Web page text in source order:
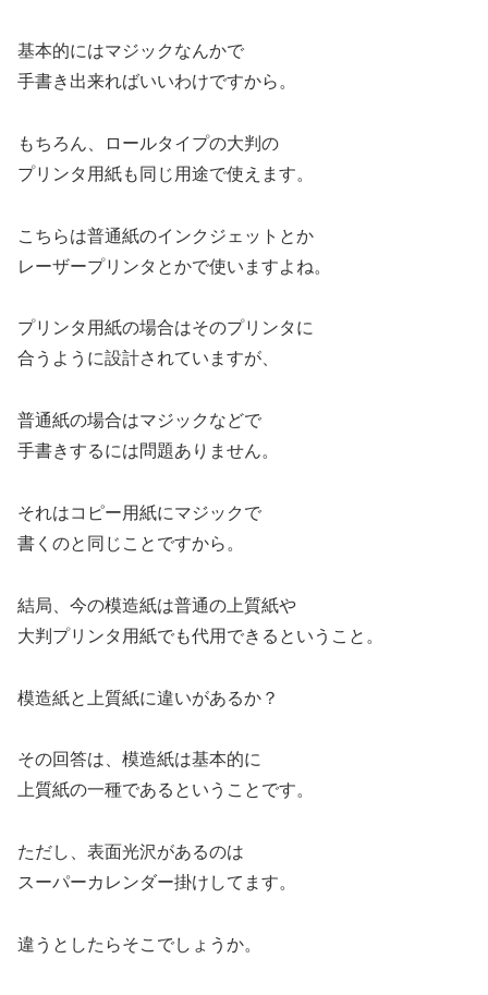
基本的にはマジックなんかで
手書き出来ればいいわけですから。
もちろん、ロールタイプの大判の
プリンタ用紙も同じ用途で使えます。
こちらは普通紙のインクジェットとか
レーザープリンタとかで使いますよね。
プリンタ用紙の場合はそのプリンタに
合うように設計されていますが、
普通紙の場合はマジックなどで
手書きするには問題ありません。
それはコピー用紙にマジックで
書くのと同じことですから。
結局、今の模造紙は普通の上質紙や
大判プリンタ用紙でも代用できるということ。
模造紙と上質紙に違いがあるか？
その回答は、模造紙は基本的に
上質紙の一種であるということです。
ただし、表面光沢があるのは
スーパーカレンダー掛けしてます。
違うとしたらそこでしょうか。